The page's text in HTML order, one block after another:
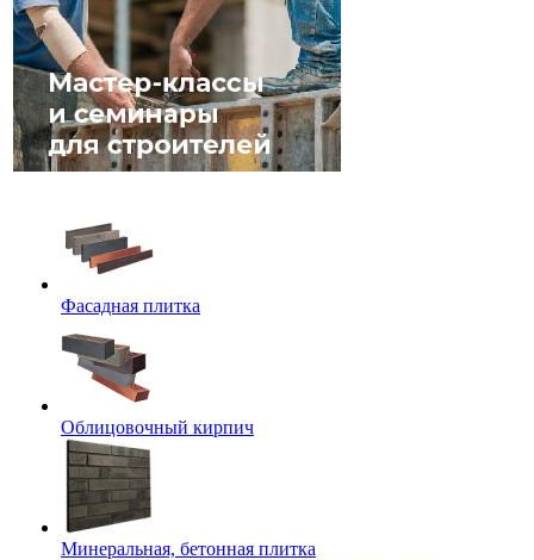
Фасадная плитка
Облицовочный кирпич
Минеральная, бетонная плитка